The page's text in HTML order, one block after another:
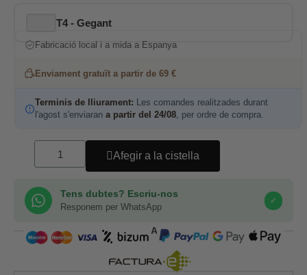
T4 - Gegant
Fabricació local i a mida a Espanya
Enviament gratuït a partir de 69 €
Terminis de lliurament: Les comandes realitzades durant
l'agost s'enviaran a partir del 24/08, per ordre de compra.
Afegir a la cistella
Tens dubtes? Escriu-nos
Responem per WhatsApp
✓
COMPRA SEGURA